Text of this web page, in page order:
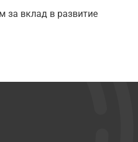
вклад в развитие